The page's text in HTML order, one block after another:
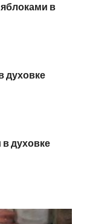
в
духовке
духовке